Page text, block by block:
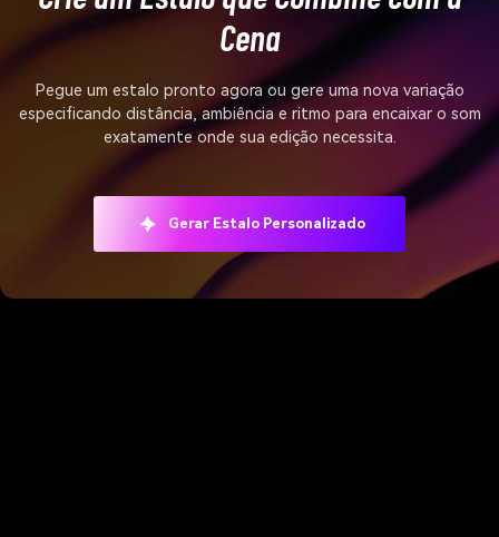
Cena
Pegue um estalo pronto agora ou gere uma nova variação
especificando distância, ambiência e ritmo para encaixar o som
exatamente onde sua edição necessita.
Gerar Estalo Personalizado